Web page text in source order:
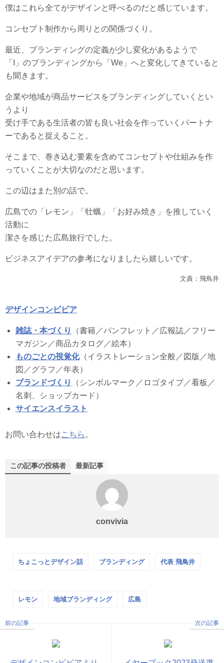
僕はこれら全てがデザインと呼べるのだと感じています。
コンセプト制作から周りとの関係づくり。
最近、ブランディングの定義が少し変化があるようで
「I」のブランディングから「We」へと変化してきていると
も聞きます。
企業や地域が商品サービスをブランディングしていくとい
うより
受け手である生活者の皆も良い社会を作っていくパートナ
ーであると捉えること。
そこまで、巻き込む要素を含めてコンセプトや仕組みを作
っていくことが大切なのだと思います。
この辺はまた別の話で。
広島での「レモン」「牡蠣」「お好み焼き」を推していく
活動に
潔さを感じた広島旅行でした。
ビジネスアイデアの参考になりましたら嬉しいです。
文責：飛鳥井
デザインコンビビア
雑誌・本づくり
（書籍／パンフレット／広報誌／フリー
マガジン／商品カタログ／絵本）
ものごとの視覚化（イラストレーション全般／図版／地
図／グラフ／年表）
ブランドづくり
（シンボルマーク／ロゴタイプ／看板／
名刺、ショップカード）
サイエンスイラスト
お問い合わせはこちら 。
この記事の投稿者 最新記事
convivia
ちょこっとデザイン話 ブランディング 代表 飛鳥井
レモン 地域ブランディング 広島
前の記事 次の記事